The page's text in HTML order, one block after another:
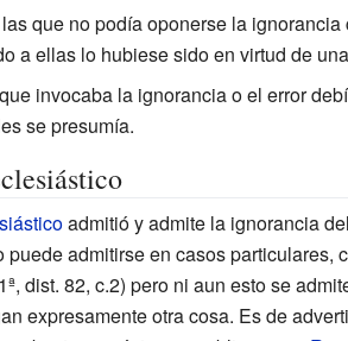
que no podía oponerse la
a ellas lo hubiese sido en virtud de
invocaba la ignorancia o el error
se presumía.
admitió y admite la ignorancia
puede admitirse en casos
dist. 82, c.2) pero ni aun esto se
expresamente otra cosa. Es de